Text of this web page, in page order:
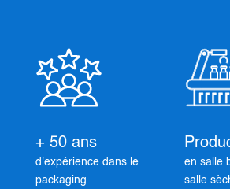
+ 50 ans
d'expérience dans le
packaging
en salle
salle